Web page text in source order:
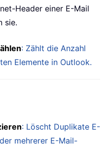
Header einer E-Mail
sie.
: Zählt die Anzahl
Elemente in Outlook.
: Löscht Duplikate E-
mehrerer E-Mail-